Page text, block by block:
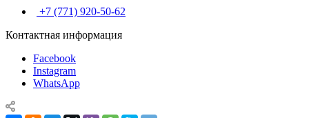
+7 (771) 920-50-62
Контактная информация
Facebook
Instagram
WhatsApp